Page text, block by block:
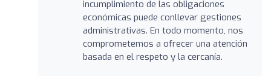
incumplimiento de las obligaciones
económicas puede conllevar gestiones
administrativas. En todo momento, nos
comprometemos a ofrecer una atención
basada en el respeto y la cercanía.